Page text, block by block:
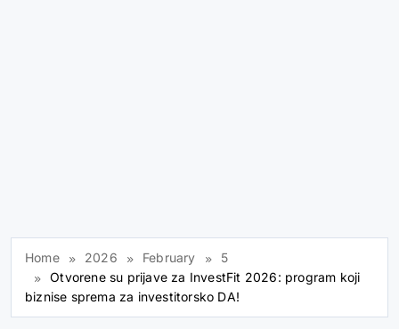
Home 2026 February
5
Otvorene su prijave za InvestFit 2026: program koji
biznise sprema za investitorsko DA!